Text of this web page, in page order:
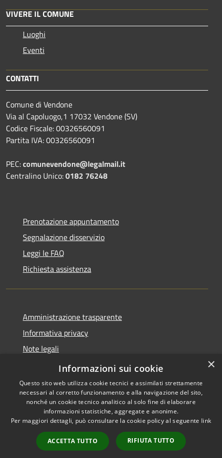
VIVERE IL COMUNE
Luoghi
Eventi
CONTATTI
Comune di Vendone
Via al Capoluogo,1 17032 Vendone (SV)
Codice Fiscale: 00326560091
Partita IVA: 00326560091
PEC:comunevendone@legalmail.it
Centralino Unico:0182 76248
Prenotazione appuntamento
Segnalazione disservizio
Leggi le FAQ
Richiesta assistenza
Amministrazione trasparente
Informativa privacy
Note legali
Dichiarazione di accessibilità
Accessibilità
Copyright © 2026 • Comune di
Vendone • Powered by
Municipium•
Accesso
redazione
×
Informazioni sui cookie
Questo sito web utilizza cookie tecnici e assimilati strettamente
necessari al corretto funzionamento e alla navigazione del sito,
nonché un cookie tecnico analitico al solo fine di elaborare
informazioni statistiche, aggregate e anonime.
Per maggiori dettagli, può consultare la cookie policy al seguente link
ACCETTA TUTTO RIFIUTA TUTTO